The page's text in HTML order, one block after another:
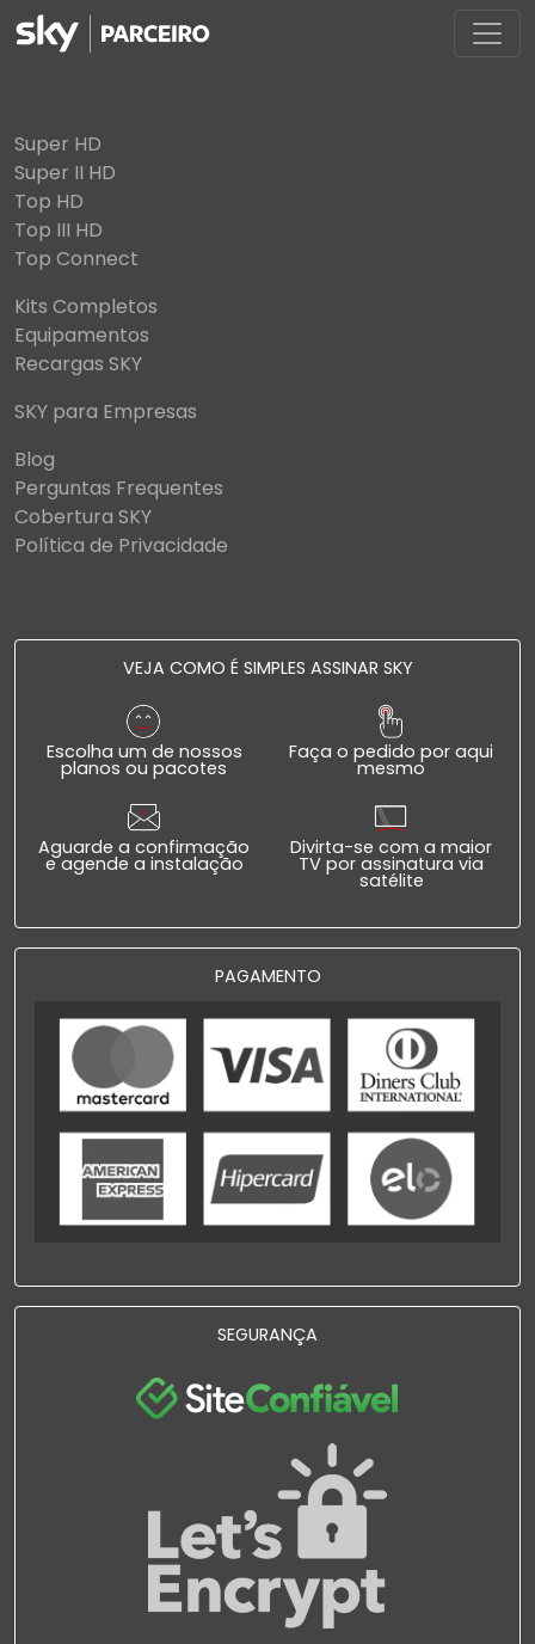
Super HD
Super II HD
Top HD
Top III HD
Top Connect
Kits Completos
Equipamentos
Recargas SKY
SKY para Empresas
Blog
Perguntas Frequentes
Cobertura SKY
Política de Privacidade
VEJA COMO É SIMPLES ASSINAR SKY
Escolha um de nossos
planos ou pacotes
Faça o pedido por aqui
mesmo
Aguarde a confirmação
e agende a instalação
Divirta-se com a maior
TV por assinatura via
satélite
PAGAMENTO
SEGURANÇA